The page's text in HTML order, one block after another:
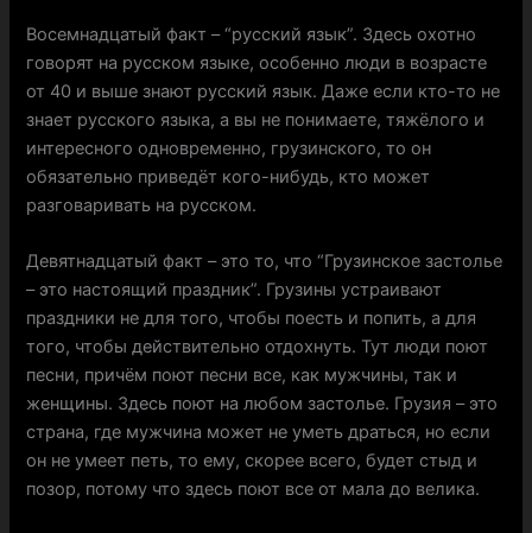
Восемнадцатый факт – “русский язык”. Здесь охотно
говорят на русском языке, особенно люди в возрасте
от 40 и выше знают русский язык. Даже если кто-то не
знает русского языка, а вы не понимаете, тяжёлого и
интересного одновременно, грузинского, то он
обязательно приведёт кого-нибудь, кто может
разговаривать на русском.
Девятнадцатый факт – это то, что “Грузинское застолье
– это настоящий праздник”. Грузины устраивают
праздники не для того, чтобы поесть и попить, а для
того, чтобы действительно отдохнуть. Тут люди поют
песни, причём поют песни все, как мужчины, так и
женщины. Здесь поют на любом застолье. Грузия – это
страна, где мужчина может не уметь драться, но если
он не умеет петь, то ему, скорее всего, будет стыд и
позор, потому что здесь поют все от мала до велика.